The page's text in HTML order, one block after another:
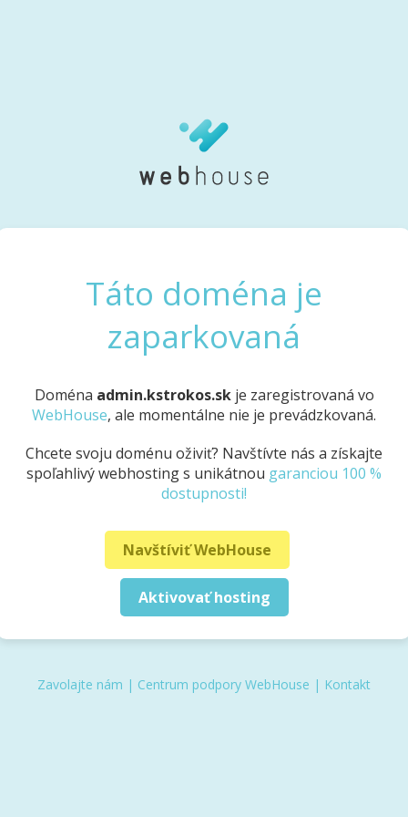
Táto doména je
zaparkovaná
Doména admin.kstrokos.skje zaregistrovaná vo
WebHouse, ale momentálne nie je prevádzkovaná.
Chcete svoju doménu oživiť? Navštívte nás a získajte
spoľahlivý webhosting s unikátnou garanciou 100 %
dostupnosti!
Navštíviť WebHouse
Aktivovať hosting
Zavolajte nám | Centrum podpory WebHouse | Kontakt